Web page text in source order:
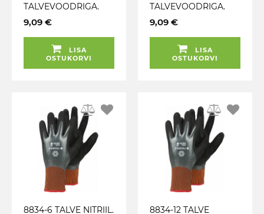
TALVEVOODRIGA.
PUUTEEKRAAN.
9,09 €
LISA
OSTUKORVI
TALVEVOODRIGA.
PUUTEEKRAAN.
9,09 €
LISA
OSTUKORVI
8834-6 TALVE NITRIIL.
8834-12 TALVE